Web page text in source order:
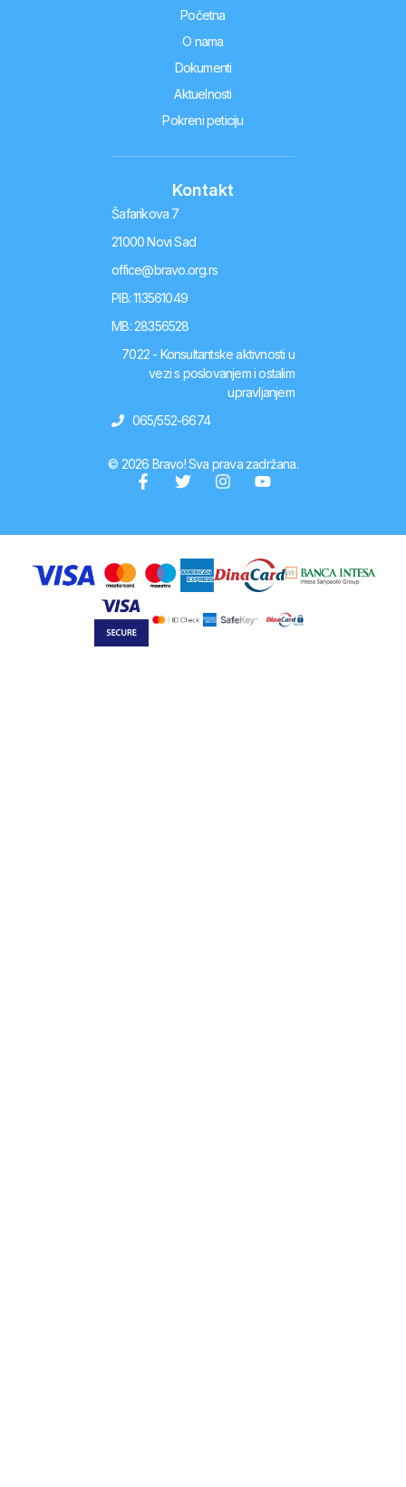
Početna
O nama
Dokumenti
Aktuelnosti
Pokreni peticiju
Kontakt
Šafarikova 7
21000 Novi Sad
office@bravo.org.rs
PIB: 113561049
MB: 28356528
7022 - Konsultantske aktivnosti u
vezi s poslovanjem i ostalim
upravljanjem
065/552-6674
© 2026 Bravo! Sva prava zadržana.